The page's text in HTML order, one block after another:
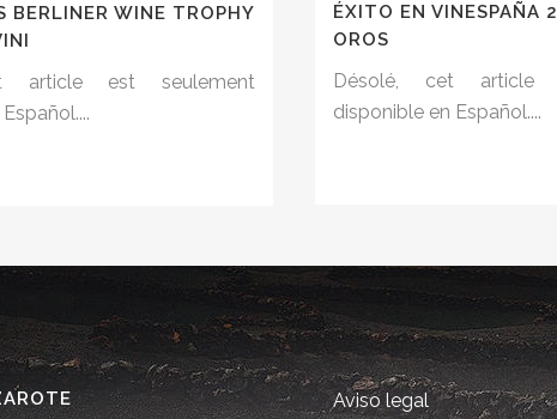
BERLINER WINE TROPHY
article est seulement
ÉXITO EN VINESPAÑA
OROS
Désolé, cet article
disponible en Español....
Aviso legal